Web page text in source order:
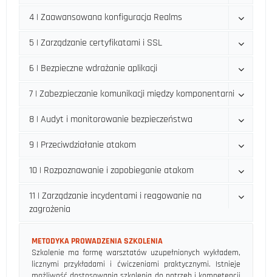
4 | Zaawansowana konfiguracja Realms
5 | Zarządzanie certyfikatami i SSL
6 | Bezpieczne wdrażanie aplikacji
7 | Zabezpieczanie komunikacji między komponentami
8 | Audyt i monitorowanie bezpieczeństwa
9 | Przeciwdziałanie atakom
10 | Rozpoznawanie i zapobieganie atakom
11 | Zarządzanie incydentami i reagowanie na
zagrożenia
METODYKA PROWADZENIA SZKOLENIA
Szkolenie ma formę warsztatów uzupełnionych wykładem,
licznymi przykładami i ćwiczeniami praktycznymi. Istnieje